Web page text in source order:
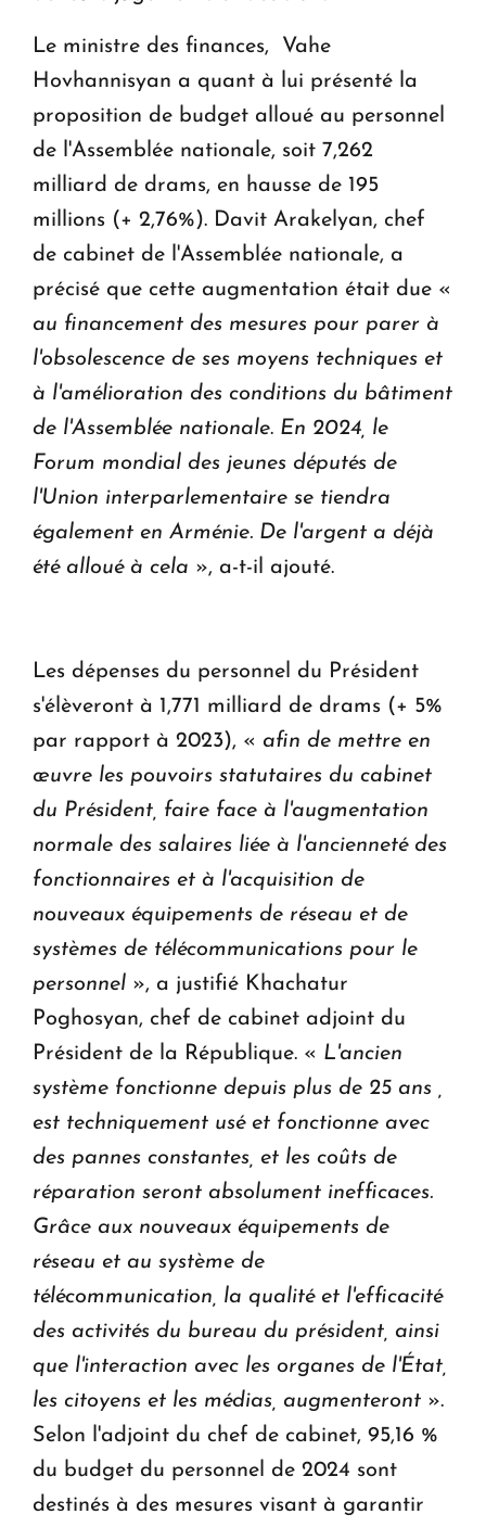
Le ministre des finances, Vahe
Hovhannisyan a quant à lui présenté la
proposition de budget alloué au personnel
de l'Assemblée nationale, soit 7,262
milliard de drams, en hausse de 195
millions (+ 2,76%). Davit Arakelyan, chef
de cabinet de l'Assemblée nationale, a
précisé que cette augmentation était due «
au financement des mesures pour parer à
l'obsolescence de ses moyens techniques et
à l'amélioration des conditions du bâtiment
de l'Assemblée nationale. En 2024, le
Forum mondial des jeunes députés de
l'Union interparlementaire se tiendra
également en Arménie. De l'argent a déjà
été alloué à cela », a-t-il ajouté.
Les dépenses du personnel du Président
s'élèveront à 1,771 milliard de drams (+ 5%
par rapport à 2023), « afin de mettre en
œuvre les pouvoirs statutaires du cabinet
du Président, faire face à l'augmentation
normale des salaires liée à l'ancienneté des
fonctionnaires et à l'acquisition de
nouveaux équipements de réseau et de
systèmes de télécommunications pour le
personnel », a justifié Khachatur
Poghosyan, chef de cabinet adjoint du
Président de la République. « L'ancien
système fonctionne depuis plus de 25 ans ,
est techniquement usé et fonctionne avec
des pannes constantes, et les coûts de
réparation seront absolument inefficaces.
Grâce aux nouveaux équipements de
réseau et au système de
télécommunication, la qualité et l'efficacité
des activités du bureau du président, ainsi
que l'interaction avec les organes de l'État,
les citoyens et les médias, augmenteront ».
Selon l'adjoint du chef de cabinet, 95,16 %
du budget du personnel de 2024 sont
destinés à des mesures visant à garantir